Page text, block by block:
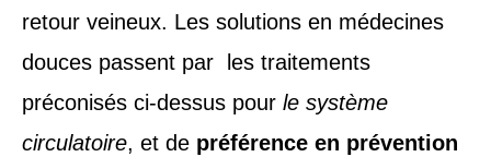
retour veineux. Les solutions en médecines
douces passent par les traitements
préconisés ci-dessus pour le système
circulatoire, et de préférence en prévention